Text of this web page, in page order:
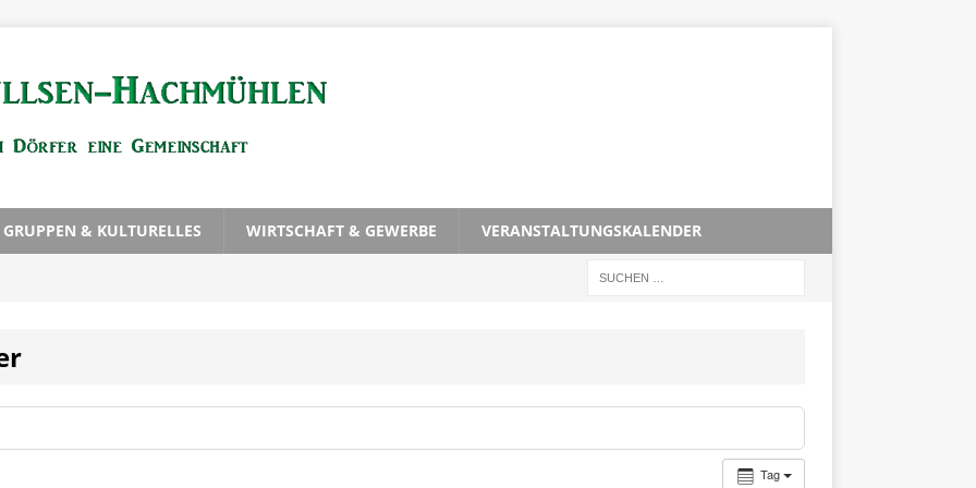
& KULTURELLES WIRTSCHAFT & GEWERBE VERANSTALTUNGSKALENDER
Tag